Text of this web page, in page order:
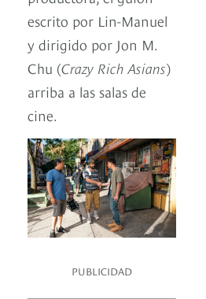
escrito por Lin-Manuel
y dirigido por Jon M.
Chu (Crazy Rich Asians)
arriba a las salas de
cine.
PUBLICIDAD